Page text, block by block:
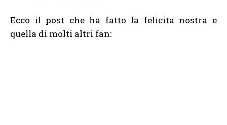
Ecco il post che ha fatto la felicita nostra e
quella di molti altri fan: